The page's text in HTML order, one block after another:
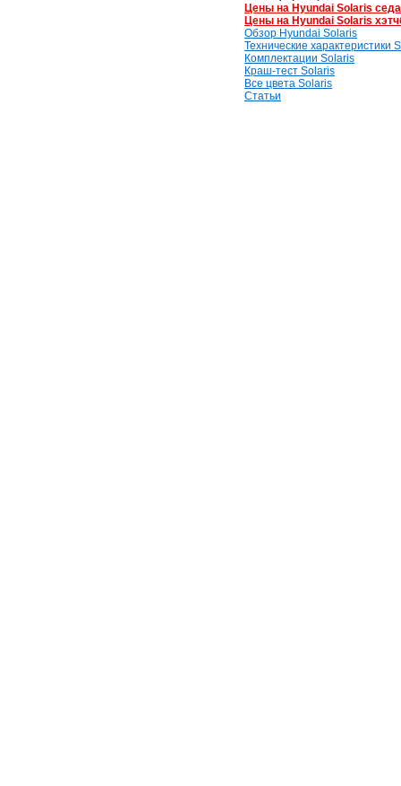
Цены на Hyundai Solaris
Цены на Hyundai Solaris
Обзор Hyundai Solaris
Технические характеристики
Комплектации Solaris
Краш-тест Solaris
Все цвета Solaris
Статьи